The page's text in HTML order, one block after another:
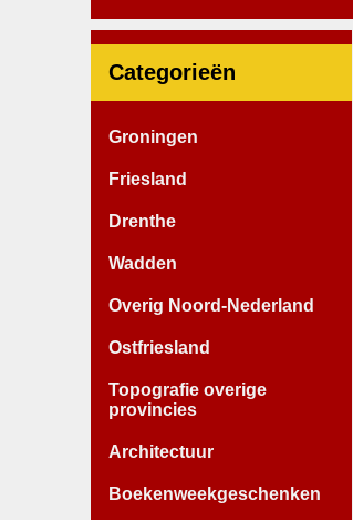
Categorieën
Groningen
Friesland
Drenthe
Wadden
Overig Noord-Nederland
Ostfriesland
Topografie overige
provincies
Architectuur
Boekenweekgeschenken